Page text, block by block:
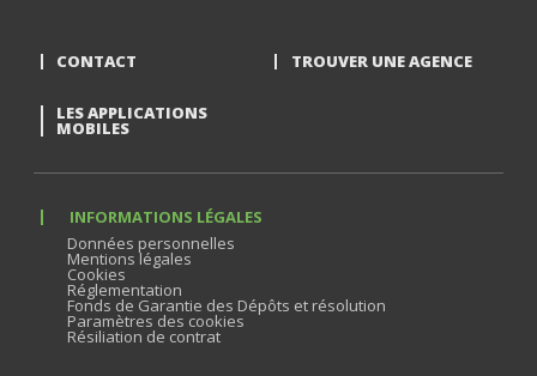
CONTACT TROUVER UNE AGENCE
LES APPLICATIONS
MOBILES
INFORMATIONS LÉGALES
Données personnelles
Mentions légales
Cookies
Réglementation
Fonds de Garantie des Dépôts et résolution
Paramètres des cookies
Résiliation de contrat